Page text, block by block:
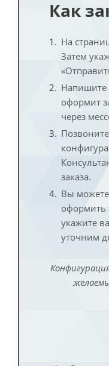
Как
На
Затем
Напишите
оформит
через
заказа.
Вы
оформить
укажите
уточним